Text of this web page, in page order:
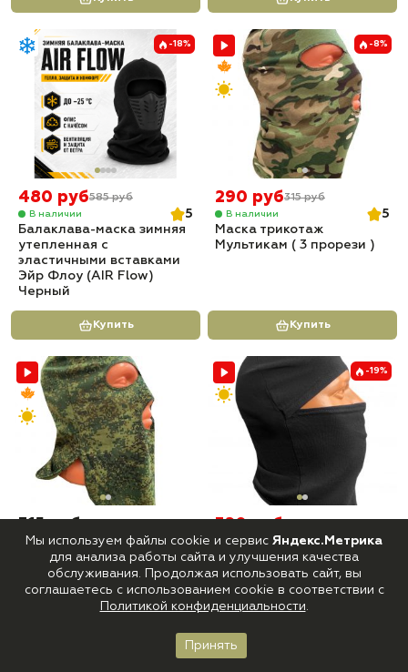
-18%
480 руб585 руб
В наличии
5
Балаклава-маска зимняя
утепленная с
эластичными вставками
Эйр Флоу (AIR Flow)
Черный
Купить
-8%
290 руб315 руб
В наличии
5
Маска трикотаж
Мультикам ( 3 прорези )
Купить
315 руб
В наличии
5
Маска трикотаж Пиксель (
3 прорези )
Купить
-19%
320 руб
В наличии
5
Трикотажная балаклава
Черная с одной прорезью
Купить
-10%Корзина
Мы используем файлы cookie и сервис Яндекс.Метрика
для анализа работы сайта и улучшения качества
обслуживания. Продолжая использовать сайт, вы
соглашаетесь с использованием cookie в соответствии с
Политикой конфиденциальности.
Принять